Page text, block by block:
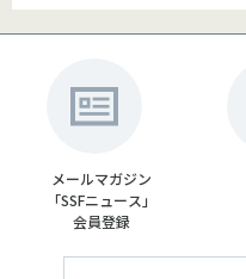
メールマガジン
「SSFニュース」
会員登録